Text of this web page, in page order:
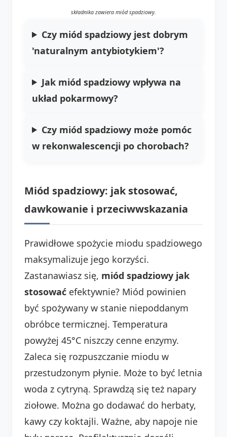
składnika zawiera miód spadziowy.
Czy miód spadziowy jest dobrym
'naturalnym antybiotykiem'?
Jak miód spadziowy wpływa na
układ pokarmowy?
Czy miód spadziowy może pomóc
w rekonwalescencji po chorobach?
Miód spadziowy: jak stosować,
dawkowanie i przeciwwskazania
Prawidłowe spożycie miodu spadziowego
maksymalizuje jego korzyści.
Zastanawiasz się, miód spadziowy jak
stosować efektywnie? Miód powinien
być spożywany w stanie niepoddanym
obróbce termicznej. Temperatura
powyżej 45°C niszczy cenne enzymy.
Zaleca się rozpuszczanie miodu w
przestudzonym płynie. Może to być letnia
woda z cytryną. Sprawdzą się też napary
ziołowe. Można go dodawać do herbaty,
kawy czy koktajli. Ważne, aby napoje nie